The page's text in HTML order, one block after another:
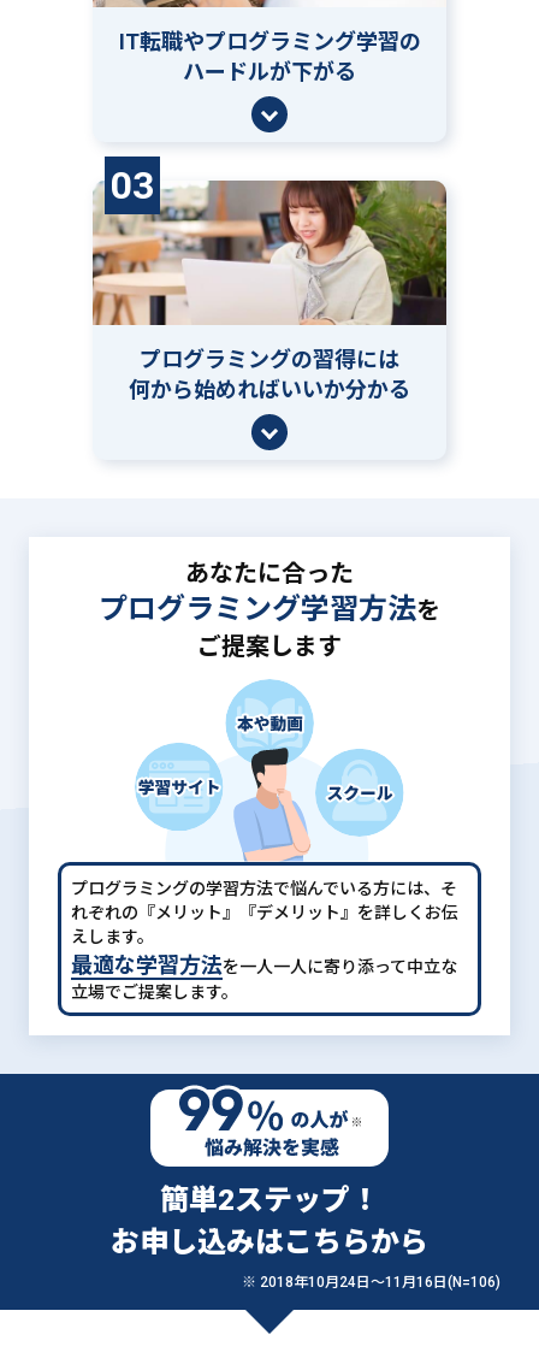
IT転職やプログラミング学習の
ハードルが下がる
03
プログラミングの習得には
何から始めればいいか分かる
あなたに合った
プログラミング学習方法を
ご提案します
プログラミングの学習方法で悩んでいる方には、 そ
れぞれの『メリット』『デメリット』を詳しくお伝
えします。
最適な学習方法を一人一人に寄り添って中立な
立場でご提案します。
簡単2ステップ！
お申し込みはこちらから
※ 2018年10月24日〜11月16日(N=106)